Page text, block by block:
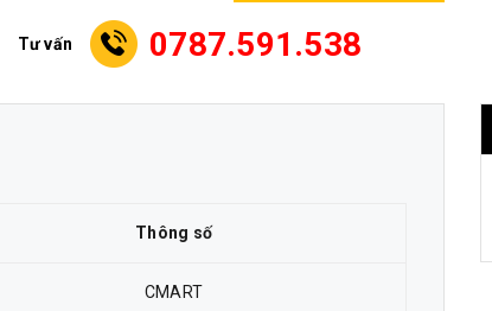
Tư vấn 0787.591.538
Thông số
CMART